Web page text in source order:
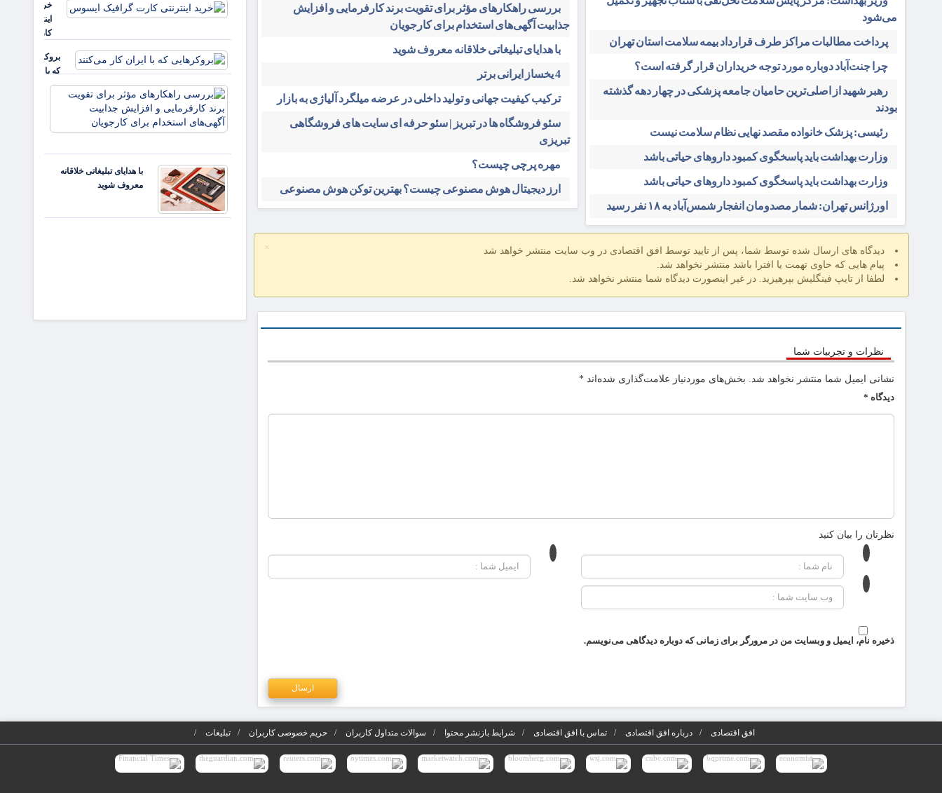
می‌شود
پرداخت مطالبات مراکز طرف قرارداد بیمه سلامت استان تهران
چرا جنت‌آباد دوباره مورد توجه خریداران قرار گرفته است؟
رهبر شهید از اصلی‌ترین حامیان جامعه پزشکی در چهار دهه گذشته
بودند
رئیسی: پزشک خانواده مقصد نهایی نظام سلامت نیست
وزارت بهداشت باید پاسخگوی کمبود داروهای حیاتی باشد
وزارت بهداشت باید پاسخگوی کمبود داروهای حیاتی باشد
اورژانس تهران: شمار مصدومان انفجار شمس‌آباد به ۱۸ نفر رسید
بررسی راهکارهای مؤثر برای تقویت برند کارفرمایی و افزایش
جذابیت آگهی‌های استخدام برای کارجویان
با هدایای تبلیغاتی خلاقانه معروف شوید
4 یخساز ایرانی برتر
ترکیب کیفیت جهانی و تولید داخلی در عرضه میلگرد آلیاژی به بازار
سئو فروشگاه‌ ها در تبریز | سئو حرفه ای سایت های فروشگاهی
تبریزی
مهره پرچی چیست؟
ارز دیجیتال هوش مصنوعی چیست؟ بهترین توکن هوش مصنوعی
×
دیدگاه های ارسال شده توسط شما، پس از تایید توسط افق اقتصادی در وب سایت منتشر خواهد شد
پیام هایی که حاوی تهمت یا افترا باشد منتشر نخواهد شد.
لطفا از تایپ فینگلیش بپرهیزید. در غیر اینصورت دیدگاه شما منتشر نخواهد شد.
نظرات و تجربیات شما
نشانی ایمیل شما منتشر نخواهد شد. بخش‌های موردنیاز علامت‌گذاری شده‌اند *
دیدگاه *
نظرتان را بیان کنید
ذخیره نام، ایمیل و وبسایت من در مرورگر برای زمانی که دوباره دیدگاهی می‌نویسم.
در
استرالیا
خرید
اینترنتی
کارت
ایسوس
بروکرهایی‌
که با ایران
کار می‌کنند
با هدایای تبلیغاتی خلاقانه
معروف شوید
افق اقتصادی درباره افق اقتصادی تماس با افق اقتصادی شرایط بازنشر محتوا سوالات متداول کاربران حریم خصوصی کاربران تبلیغات